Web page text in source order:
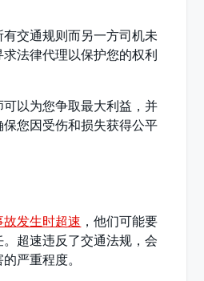
交通规则而另一方司机未
法律代理以保护您的权利
以为您争取最大利益，并
您因受伤和损失获得公平
故发生时超速 ，他们可能要
超速违反了交通法规，会
严重程度。